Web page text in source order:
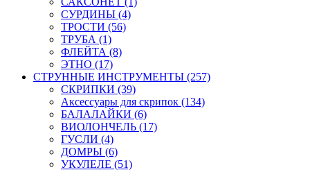
СУРДИНЫ (4)
ТРОСТИ (56)
ТРУБА (1)
ФЛЕЙТА (8)
ЭТНО (17)
СТРУННЫЕ ИНСТРУМЕНТЫ (257)
СКРИПКИ (39)
Аксессуары для скрипок (134)
БАЛАЛАЙКИ (6)
ВИОЛОНЧЕЛЬ (17)
ГУСЛИ (4)
ДОМРЫ (6)
УКУЛЕЛЕ (51)